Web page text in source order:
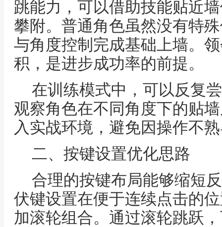
跳能力，可以借助技能贴近
攀附。普通角色虽然没有特
与角度控制完成基础上墙。
积，是进步成功率的前提。
在训练模式中，可以反复
观察角色在不同角度下的贴
入实战环境，避免因操作不
二、按键设置优化思路
合理的按键布局能够缩短
伏键设置在便于连续点击的
加滚轮组合。通过滚轮跳跃